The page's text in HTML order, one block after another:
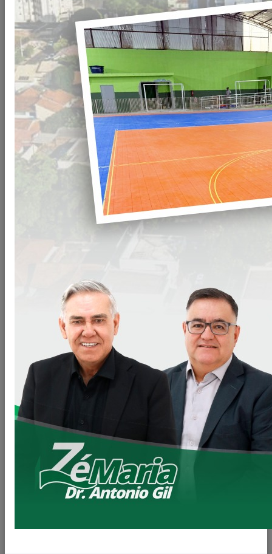
Publicado em: 04/10/2021 08:00
Compartilhar
Municipal de Saúde a ser realizada no dia 06 de outubro as
18:30 e ocorrerá de forma semi presencial e será
transmitida por meio das midias digitais.
Arquivos
DECRETO DE CONVOCAÇÃO Clique para baixar
VOLTAR
LEIA MAIS